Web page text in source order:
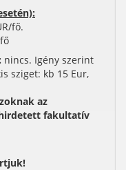
fő.
nincs. Igény szerint
sziget: kb 15 Eur,
az
fakultatív